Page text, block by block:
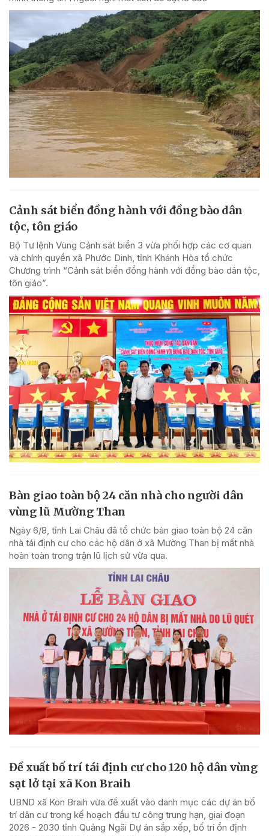
Cảnh sát biển đồng hành với đồng bào dân
tộc, tôn giáo
Bộ Tư lệnh Vùng Cảnh sát biển 3 vừa phối hợp các cơ quan
và chính quyền xã Phước Dinh, tỉnh Khánh Hòa tổ chức
Chương trình “Cảnh sát biển đồng hành với đồng bào dân tộc,
tôn giáo”.
Bàn giao toàn bộ 24 căn nhà cho người dân
vùng lũ Mường Than
Ngày 6/8, tỉnh Lai Châu đã tổ chức bàn giao toàn bộ 24 căn
nhà tái định cư cho các hộ dân ở xã Mường Than bị mất nhà
hoàn toàn trong trận lũ lịch sử vừa qua.
Đề xuất bố trí tái định cư cho 120 hộ dân vùng
sạt lở tại xã Kon Braih
UBND xã Kon Braih vừa đề xuất vào danh mục các dự án bố
trí dân cư trong kế hoạch đầu tư công trung hạn, giai đoạn
2026 - 2030 tỉnh Quảng Ngãi Dự án sắp xếp, bố trí ổn định